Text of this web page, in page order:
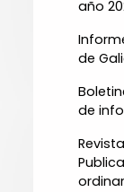
año
de
de